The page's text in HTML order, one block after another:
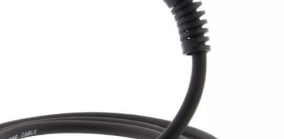
są do ręcznego spawania metodą MIG oraz MAG drutem
Uchwyt chłodzony jest gazem osłonowym. Metoda MAG
niskostopowych w osłonie CO2 lub mieszanek gazowych.
stali wysokostopowych oraz metali kolorowych w
lekkich zaleca się używanie wkładów prowadzących
przyłączem typu EURO, pasującym do większości